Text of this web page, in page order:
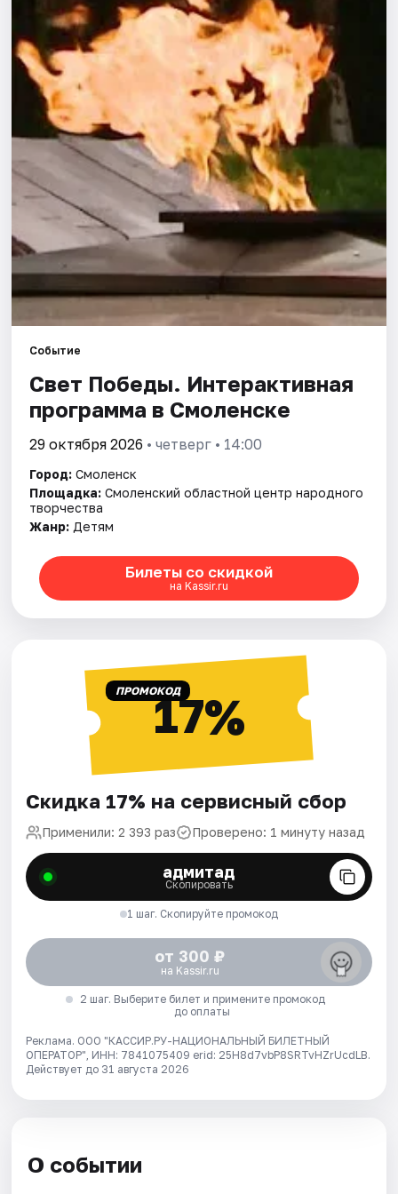
Города
Площадки
Артисты
Рейтинги
Событие
Свет Победы. Интерактивная
программа в Смоленске
29 октября 2026 • четверг • 14:00
Город: Смоленск
Площадка: Смоленский областной центр народного
творчества
Жанр: Детям
Билеты со скидкой
на Kassir.ru
ПРОМОКОД17%
Скидка 17% на сервисный сбор
Применили: 2 393 раз Проверено: 1 минуту назад
адмитад
Скопировать
1 шаг. Скопируйте промокод
от 300 ₽
на Kassir.ru
2 шаг. Выберите билет и примените промокод
до оплаты
Реклама. ООО "КАССИР.РУ-НАЦИОНАЛЬНЫЙ БИЛЕТНЫЙ
ОПЕРАТОР", ИНН: 7841075409 erid: 25H8d7vbP8SRTvHZrUcdLB.
Действует до 31 августа 2026
О событии